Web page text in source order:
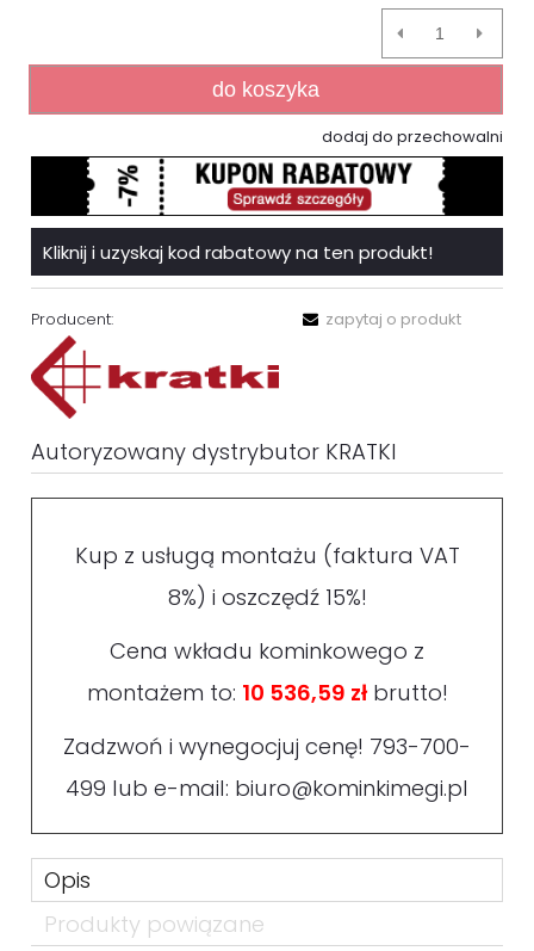
do koszyka
dodaj do przechowalni
Kliknij i uzyskaj kod rabatowy na ten produkt!
Producent: zapytaj o produkt
Autoryzowany dystrybutor KRATKI
Kup z usługą montażu (faktura VAT
8%) i oszczędź 15%!
Cena wkładu kominkowego z
montażem to: 10 536,59 złbrutto!
Zadzwoń i wynegocjuj cenę! 793-700-
499 lub e-mail: biuro@kominkimegi.pl
Opis
Produkty powiązane